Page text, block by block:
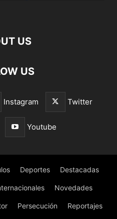
US
US
Instagram Twitter
Youtube
Deportes Destacadas
Novedades
Persecución Reportajes